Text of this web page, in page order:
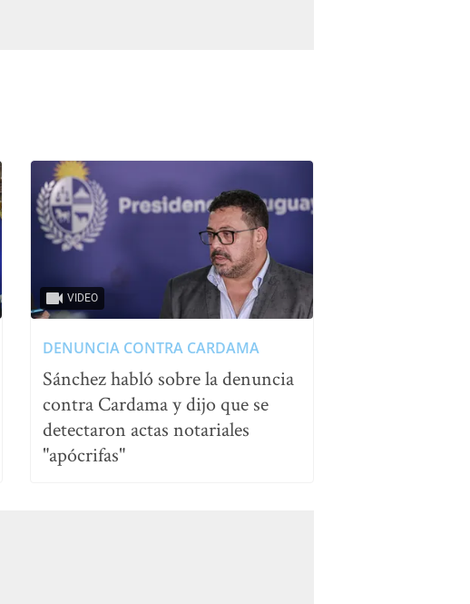
VIDEO
DENUNCIA CONTRA CARDAMA
Sánchez habló sobre la denuncia
contra Cardama y dijo que se
detectaron actas notariales
"apócrifas"